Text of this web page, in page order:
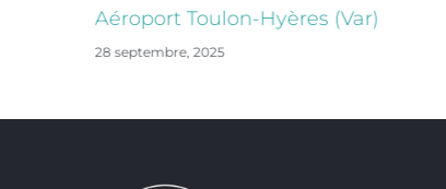
Aéroport Toulon-Hyères (Var)
28 septembre, 2025